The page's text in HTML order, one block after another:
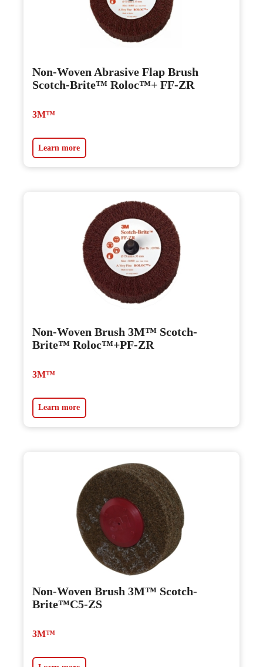
Non-Woven Abrasive Flap Brush
Scotch-Brite™ Roloc™+ FF-ZR
3M™
Learn more
Non-Woven Brush 3M™ Scotch-
Brite™ Roloc™+PF-ZR
3M™
Learn more
Non-Woven Brush 3M™ Scotch-
Brite™C5-ZS
3M™